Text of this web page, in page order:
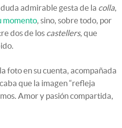
admirable gesta de la colla,
momento, sino, sobre todo, por
dos de los castellers, que
foto en su cuenta, acompañada
que la imagen “refleja
Amor y pasión compartida,